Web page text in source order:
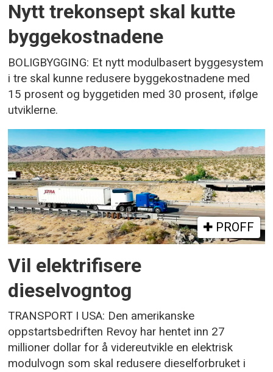
Nytt trekonsept skal kutte
byggekostnadene
BOLIGBYGGING: Et nytt modulbasert byggesystem
i tre skal kunne redusere byggekostnadene med
15 prosent og byggetiden med 30 prosent, ifølge
utviklerne.
PROFF
Vil elektrifisere
dieselvogntog
TRANSPORT I USA: Den amerikanske
oppstartsbedriften Revoy har hentet inn 27
millioner dollar for å videreutvikle en elektrisk
modulvogn som skal redusere dieselforbruket i